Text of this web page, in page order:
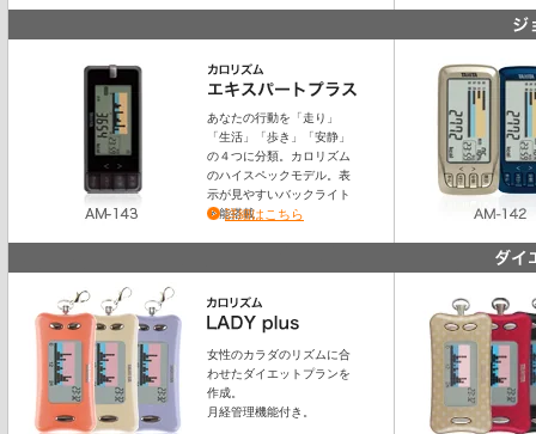
あなたの行動を「走り」
「生活」「歩き」「安静」
の４つに分類。カロリズム
のハイスペックモデル。表
示が見やすいバックライト
機能搭載
詳細はこちら
女性のカラダのリズムに合
わせたダイエットプランを
作成。
月経管理機能付き。